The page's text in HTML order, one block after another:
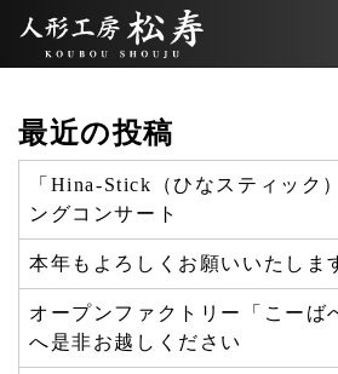
最近の投稿
「Hina-Stick（ひなスティック
ングコンサート
本年もよろしくお願いいたしま
オープンファクトリー「こーば
へ是非お越しください